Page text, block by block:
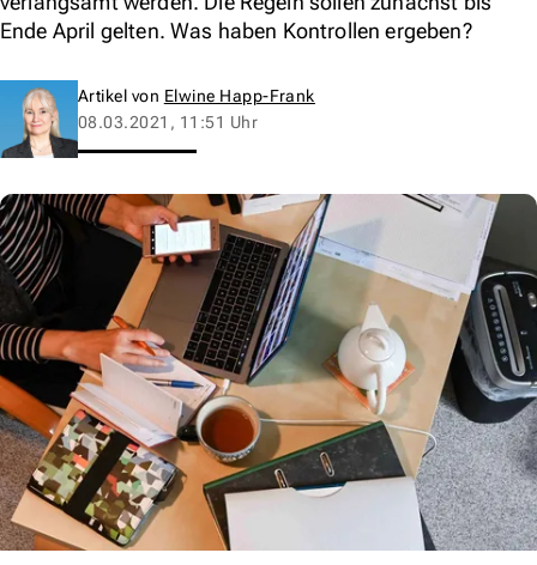
Ende April gelten. Was haben Kontrollen ergeben?
Artikel von Elwine Happ-Frank
08.03.2021, 11:51 Uhr